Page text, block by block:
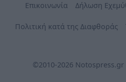
Επικοινωνία Δήλωση
Πολιτική κατά της Διαφθοράς
©2010-2026